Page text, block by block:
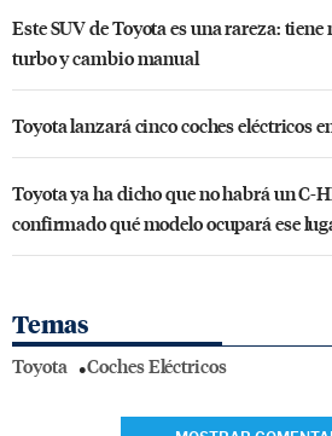
Este SUV de Toyota es una rareza:
turbo y cambio manual
Toyota lanzará cinco coches eléctricos
Toyota ya ha dicho que no habrá un C-
confirmado qué modelo ocupará ese
Temas
Toyota Coches Eléctricos